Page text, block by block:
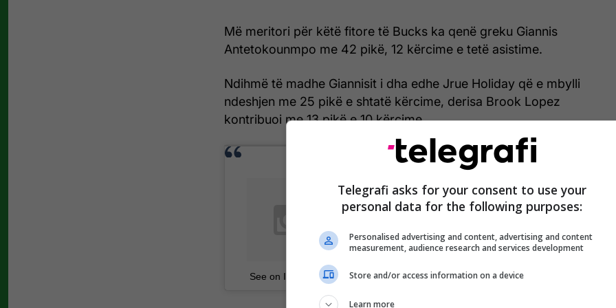
Më meritori për këtë fitore të Bucks ka qenë greku Giannis
Antetokounmpo me 42 pikë, 12 kërcime e tetë asistime.
Ndihmë të madhe Giannisit i dha edhe Jrue Holiday që e mbylli
ndeshjen me 25 pikë e shtatë kërcime, derisa Brook Lopez
kontribuoi me 13 pikë e 10 kërcime.
See on Instagram
Telegrafi asks for your consent to use your
personal data for the following purposes:
Personalised advertising and content, advertising and content
measurement, audience research and services development
Store and/or access information on a device
Learn more